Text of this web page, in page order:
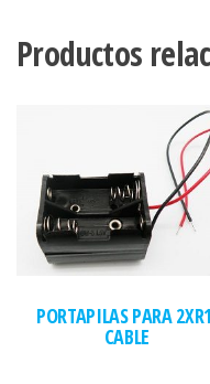
Productos
PORTAPILAS PARA
CABLE